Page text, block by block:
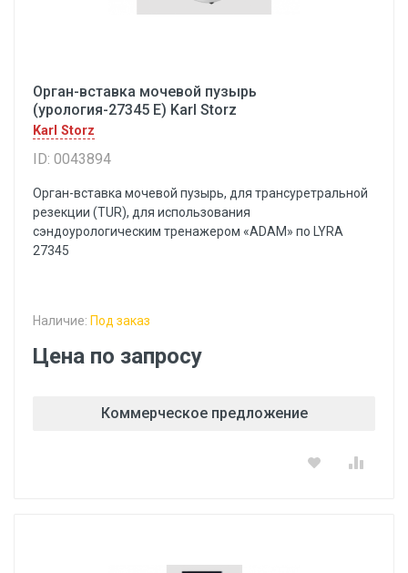
Орган-вставка мочевой пузырь
(урология-27345 Е) Karl Storz
Karl Storz
ID: 0043894
Орган-вставка мочевой пузырь, для трансуретральной
резекции (TUR), для использования
сэндоурологическим тренажером «ADAM» по LYRA
27345
Наличие: Под заказ
Цена по запросу
Коммерческое предложение